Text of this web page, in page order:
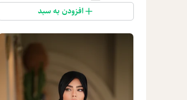
افزودن به سبد